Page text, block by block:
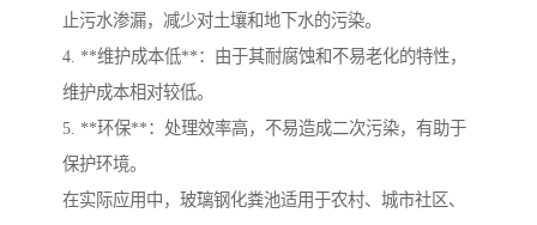
止污水渗漏，减少对土壤和地下水的污染。
4. **维护成本低**：由于其耐腐蚀和不易老化的特性，
维护成本相对较低。
5. **环保**：处理效率高，不易造成二次污染，有助于
保护环境。
在实际应用中，玻璃钢化粪池适用于农村、城市社区、